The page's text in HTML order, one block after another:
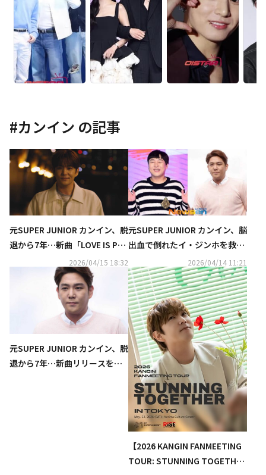
#カンイン の記事
元SUPER JUNIOR カンイン、脱
退から7年…新曲「LOVE IS PAI
N」を本日リリース＆MV公開
2026/04/15 18:32
元SUPER JUNIOR カンイン、脳
出血で倒れたイ・ジンホを救う
「異変に気づき通報」2026/04/14 11:21
元SUPER JUNIOR カンイン、脱
退から7年…新曲リリースを発
【2026 KANGIN FANMEETING
TOUR: STUNNING TOGETHER